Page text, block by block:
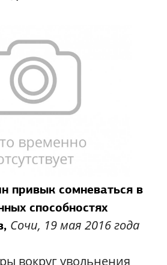
привык сомневаться в
способностях
Сочи, 19 мая 2016 года
вокруг увольнения